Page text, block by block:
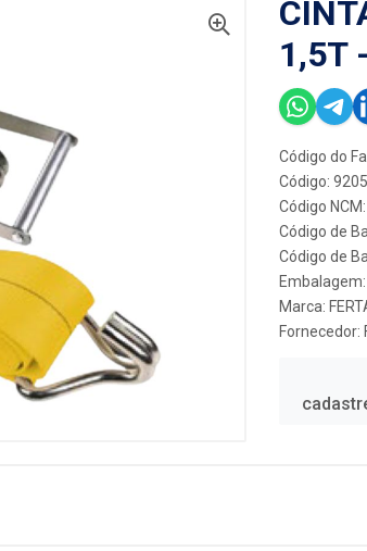
1,5T
Código do
Código:
Código
Código de
Código de
Embalagem:
Marca:
Fornecedor: